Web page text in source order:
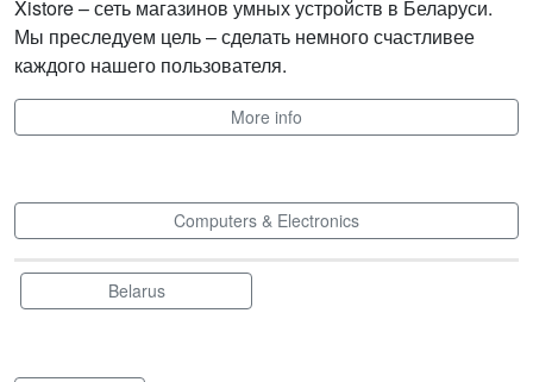
Xistore – сеть магазинов умных устройств в Беларуси.
Мы преследуем цель – сделать немного счастливее
каждого нашего пользователя.
More info
Computers & Electronics
Belarus